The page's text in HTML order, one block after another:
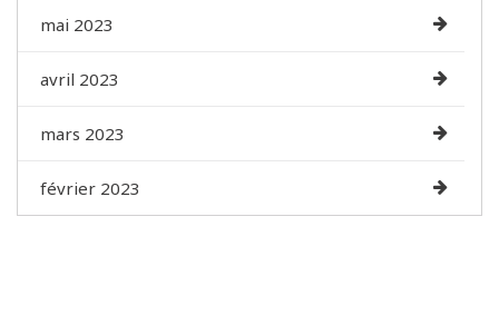
mai 2023
avril 2023
mars 2023
février 2023